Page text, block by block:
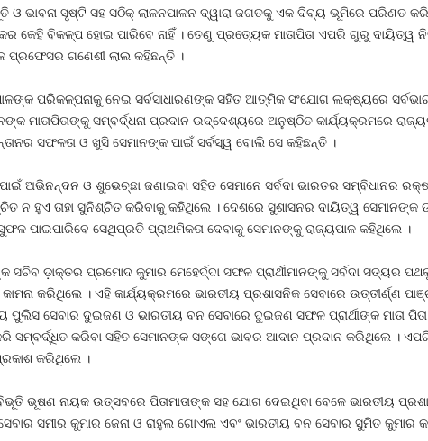
ଭାବନା ସୃଷ୍ଟି ସହ ସଠିକ୍ ଲାଳନପାଳନ ଦ୍ୱାରା ଜଗତକୁ ଏକ ଦିବ୍ୟ ଭୂମିରେ ପରିଣତ
କେହି ବିକଳ୍ପ ହୋଇ ପାରିବେ ନାହିଁ । ତେଣୁ ପ୍ରତ୍ୟେକ ମାତାପିତା ଏପରି ଗୁରୁ ଦାୟିତ୍ୱ
ପ୍ରଫେସର ଗଣେଶୀ ଲାଲ କହିଛନ୍ତି ।
ପରିକଳ୍ପନାକୁ ନେଇ ସର୍ବସାଧାରଣଙ୍କ ସହିତ ଆତ୍ମିକ ସଂଯୋଗ ଲକ୍ଷ୍ୟରେ
ମାତାପିତାଙ୍କୁ ସମ୍ବର୍ଦ୍ଧନା ପ୍ରଦାନ ଉଦ୍ଦେଶ୍ୟରେ ଅନୁଷ୍ଠିତ କାର୍ଯ୍ୟକ୍ରମରେ
ସଫଳତା ଓ ଖୁସି ସେମାନଙ୍କ ପାଇଁ ସର୍ବସ୍ୱ ବୋଲି ସେ କହିଛନ୍ତି ।
ଅଭିନନ୍ଦନ ଓ ଶୁଭେଚ୍ଛା ଜଣାଇବା ସହିତ ସେମାନେ ସର୍ବଦା ଭାରତର ସମ୍ବିଧାନର
ନ ହୁଏ ତାହା ସୁନିଶ୍ଚିତ କରିବାକୁ କହିଥିଲେ । ଦେଶରେ ସୁଶାସନର ଦାୟିତ୍ୱ
ପାଇପାରିବେ ସେଥିପ୍ରତି ପ୍ରାଥମିକତା ଦେବାକୁ ସେମାନଙ୍କୁ ରାଜ୍ୟପାଳ କହିଥିଲେ ।
ଡ଼ାକ୍ତର ପ୍ରମୋଦ କୁମାର ମେହେର୍ଦ୍ଦା ସଫଳ ପ୍ରାର୍ଥୀମାନଙ୍କୁ ସର୍ବଦା ସତ୍ୟର
କରିଥିଲେ । ଏହି କାର୍ଯ୍ୟକ୍ରମରେ ଭାରତୀୟ ପ୍ରଶାସନିକ ସେବାରେ ଉତ୍ତୀର୍ଣ୍ଣ
ସେବାର ଦୁଇଜଣ ଓ ଭାରତୀୟ ବନ ସେବାରେ ଦୁଇଜଣ ସଫଳ ପ୍ରାର୍ଥୀଙ୍କ ମାତା
ସମ୍ବର୍ଦ୍ଧିତ କରିବା ସହିତ ସେମାନଙ୍କ ସଙ୍ଗେ ଭାବର ଆଦାନ ପ୍ରଦାନ କରିଥିଲେ ।
କରିଥିଲେ ।
ଭୂଷଣ ନାୟକ ଉତ୍ସବରେ ପିତାମାତାଙ୍କ ସହ ଯୋଗ ଦେଇଥିବା ବେଳେ ଭାରତୀୟ
ସମୀର କୁମାର ଜେନା ଓ ରାହୁଲ ଗୋଏଲ ଏବଂ ଭାରତୀୟ ବନ ସେବାର ସୁମିତ କୁମାର